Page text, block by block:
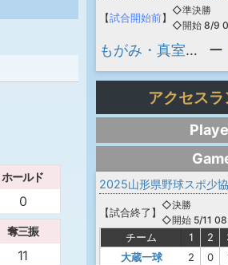
ホールド
0
奪三振
11
【試合開始前】
◇準決勝
◇開始 8/9
もがみ・真室川jointチーム ー
アクセス
2025山形県野球スポ少
【試合終了 】
◇決勝
◇開始 5/11
チーム 1 2
大蔵一球
2 0